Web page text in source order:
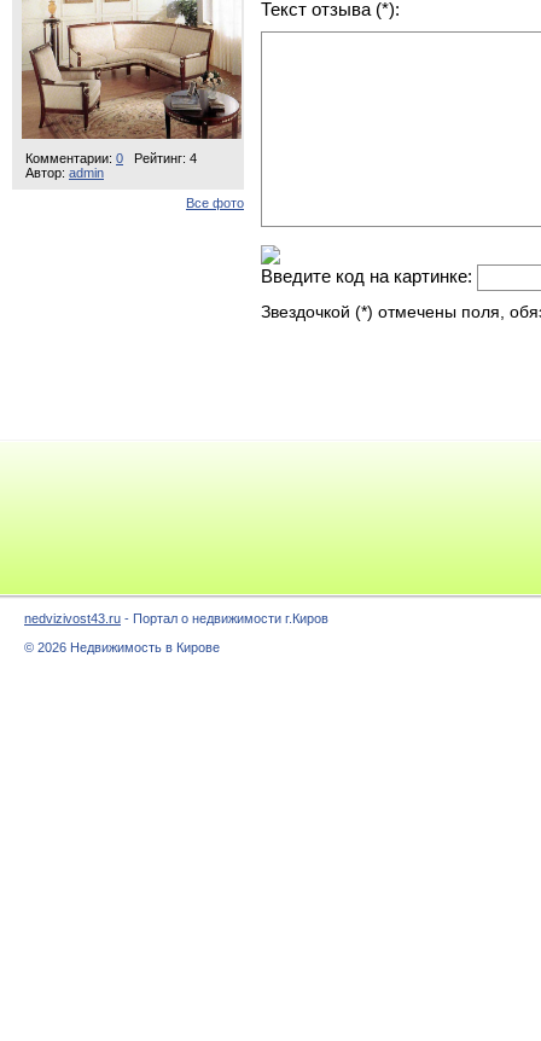
Комментарии: 0
Рейтинг: 4
Автор: admin
Все фото
Текст отзыва (*):
Введите код на картинке:
Звездочкой (*) отмечены поля,
nedvizivost43.ru - Портал о недвижимости г.Киров
© 2026 Недвижимость в Кирове